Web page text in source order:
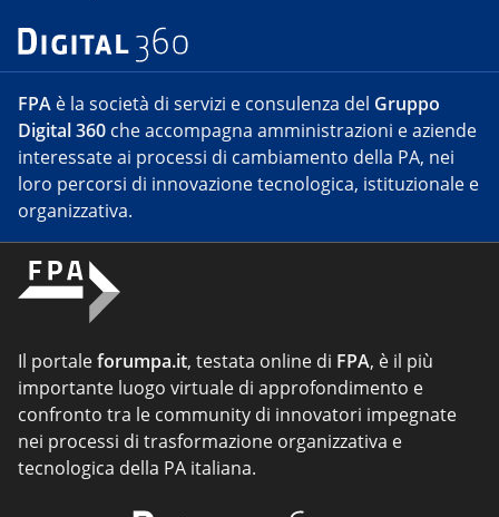
FPA è la società di servizi e consulenza del Gruppo
Digital 360 che accompagna amministrazioni e aziende
interessate ai processi di cambiamento della PA, nei
loro percorsi di innovazione tecnologica, istituzionale e
organizzativa.
Il portaleforumpa.it, testata online di FPA, è il più
importante luogo virtuale di approfondimento e
confronto tra le community di innovatori impegnate
nei processi di trasformazione organizzativa e
tecnologica della PA italiana.